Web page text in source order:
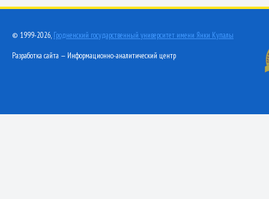
© 1999-2026, Гродненский государственный университет имени Янки Купалы
Разработка сайта — Информационно-аналитический центр